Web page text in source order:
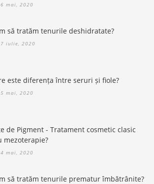
mai, 2020
să tratăm tenurile deshidratate?
iulie, 2020
este diferența între seruri și fiole?
mai, 2020
de Pigment - Tratament cosmetic clasic
mezoterapie?
mai, 2020
să tratăm tenurile prematur îmbătrânite?